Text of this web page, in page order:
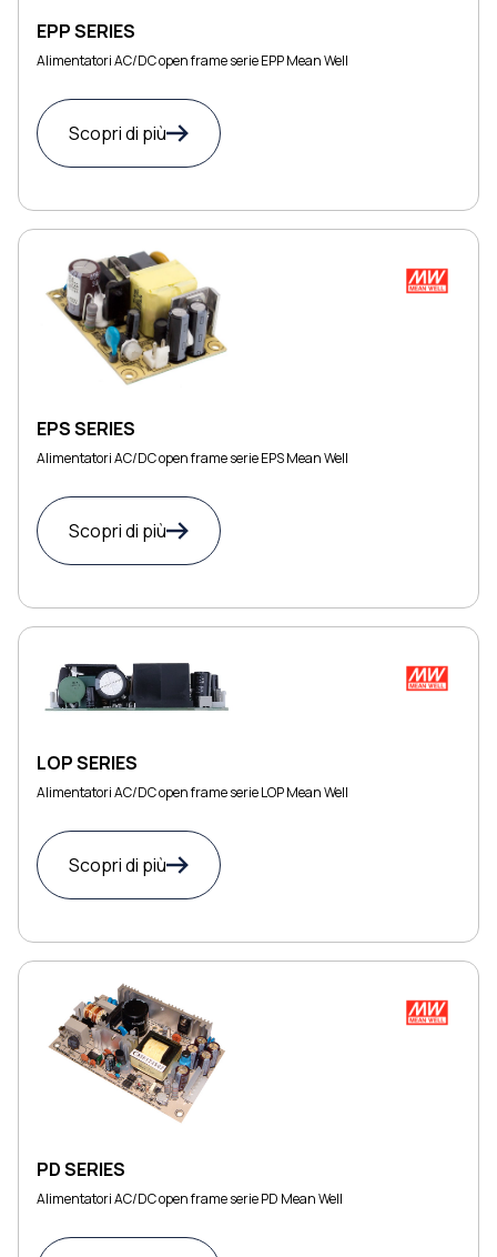
EPP SERIES
Alimentatori AC/DC open frame serie EPP Mean Well
Scopri di più
EPS SERIES
Alimentatori AC/DC open frame serie EPS Mean Well
Scopri di più
LOP SERIES
Alimentatori AC/DC open frame serie LOP Mean Well
Scopri di più
PD SERIES
Alimentatori AC/DC open frame serie PD Mean Well